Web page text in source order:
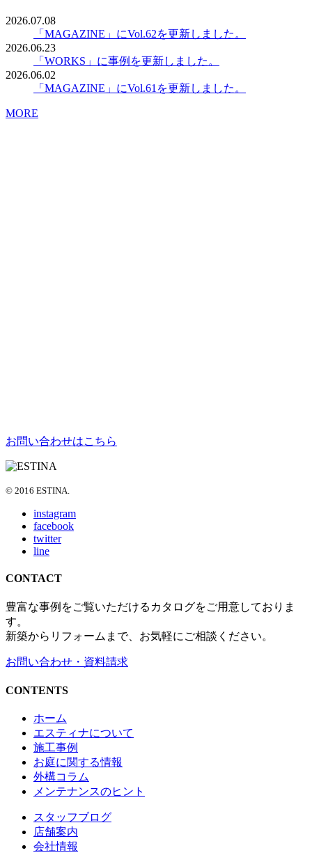
2026.07.08
「MAGAZINE」にVol.62を更新しました。
2026.06.23
「WORKS」に事例を更新しました。
2026.06.02
「MAGAZINE」にVol.61を更新しました。
MORE
お問い合わせはこちら
© 2016 ESTINA.
instagram
facebook
twitter
line
CONTACT
豊富な事例をご覧いただけるカタログをご用意しておりま
す。
新築からリフォームまで、お気軽にご相談ください。
お問い合わせ・資料請求
CONTENTS
ホーム
エスティナについて
施工事例
お庭に関する情報
外構コラム
メンテナンスのヒント
スタッフブログ
店舗案内
会社情報